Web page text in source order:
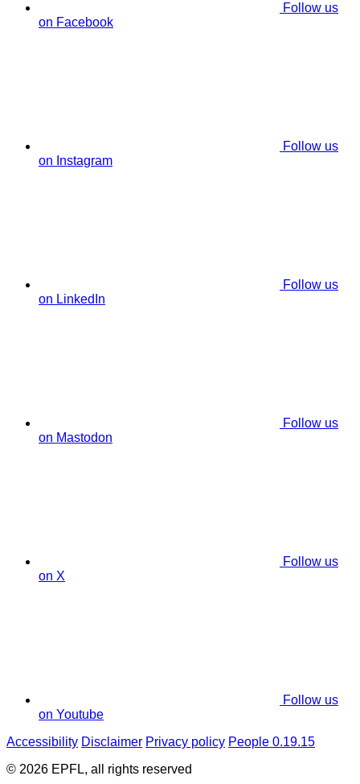
Follow us
on Facebook
Follow us
on Instagram
Follow us
on LinkedIn
Follow us
on Mastodon
Follow us
on X
Follow us
on Youtube
Accessibility Disclaimer Privacy policy People 0.19.15
© 2026 EPFL, all rights reserved